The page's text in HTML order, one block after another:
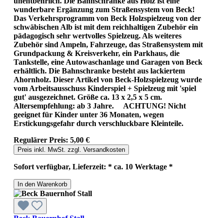
wunderbare Ergänzung zum Straßensystem von Beck!
Das Verkehrsprogramm von Beck Holzspielzeug von der
schwäbischen Alb ist mit dem reichhaltigen Zubehör ein
pädagogisch sehr wertvolles Spielzeug. Als weiteres
Zubehör sind Ampeln, Fahrzeuge, das Straßensystem mit
Grundpackung & Kreisverkehr, ein Parkhaus, die
Tankstelle, eine Autowaschanlage und Garagen von Beck
erhältlich. Die Bahnschranke besteht aus lackiertem
Ahornholz. Dieser Artikel von Beck-Holzspielzeug wurde
vom Arbeitsausschuss Kinderspiel + Spielzeug mit 'spiel
gut' ausgezeichnet. Größe ca. 13 x 2,5 x 5 cm.
Altersempfehlung: ab 3 Jahre. ACHTUNG! Nicht
geeignet für Kinder unter 36 Monaten, wegen
Erstickungsgefahr durch verschluckbare Kleinteile.
Regulärer Preis: 5,00 €
Preis inkl. MwSt. zzgl. Versandkosten
Sofort verfügbar, Lieferzeit: * ca. 10 Werktage *
In den Warenkorb